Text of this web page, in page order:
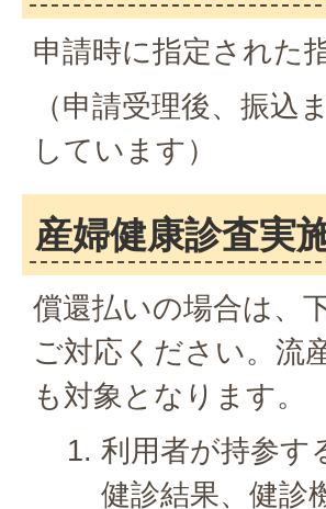
申請時に指定された
（申請受理後、振
しています）
産婦健康診査実
償還払いの場合は、
ご対応ください。流
も対象となります。
利用者が持参す
健診結果、健診